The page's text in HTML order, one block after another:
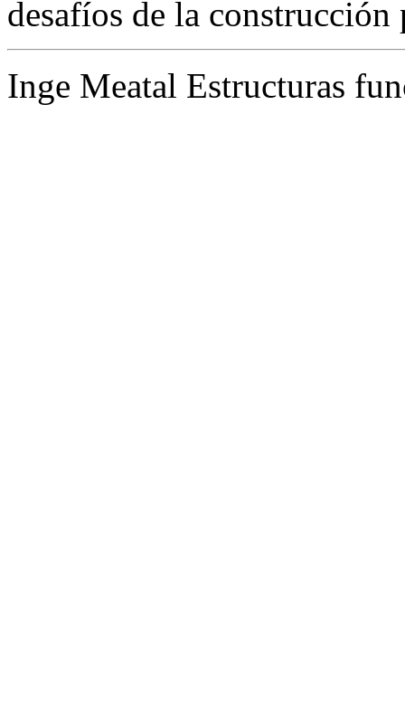
desafíos de la
Inge Meatal Estructuras